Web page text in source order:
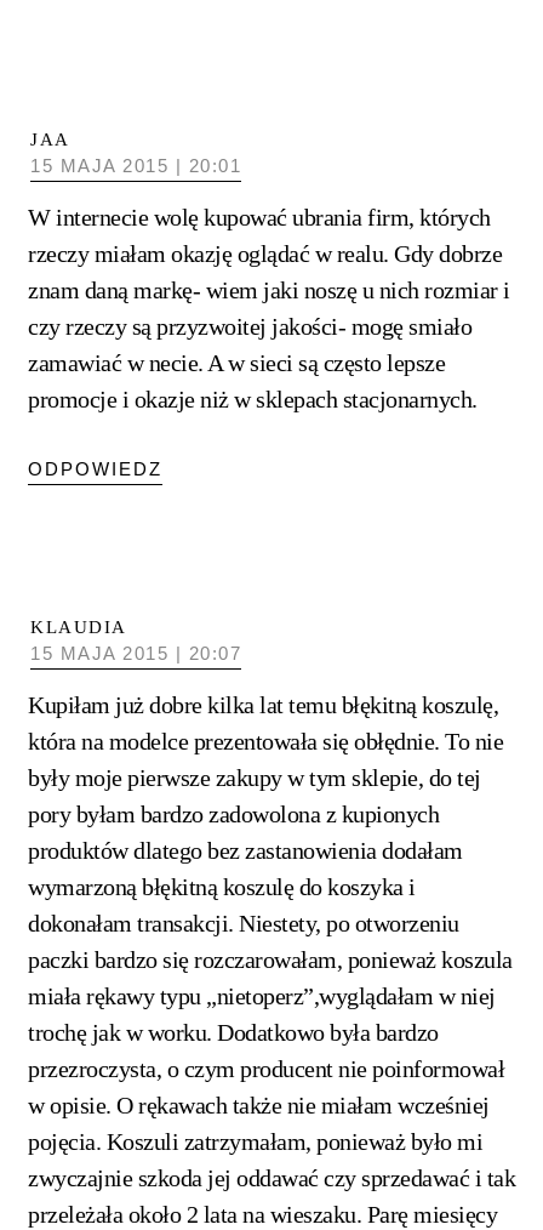
JAA
15 MAJA 2015 | 20:01
W internecie wolę kupować ubrania firm, których
rzeczy miałam okazję oglądać w realu. Gdy dobrze
znam daną markę- wiem jaki noszę u nich rozmiar i
czy rzeczy są przyzwoitej jakości- mogę smiało
zamawiać w necie. A w sieci są często lepsze
promocje i okazje niż w sklepach stacjonarnych.
ODPOWIEDZ
KLAUDIA
15 MAJA 2015 | 20:07
Kupiłam już dobre kilka lat temu błękitną koszulę,
która na modelce prezentowała się obłędnie. To nie
były moje pierwsze zakupy w tym sklepie, do tej
pory byłam bardzo zadowolona z kupionych
produktów dlatego bez zastanowienia dodałam
wymarzoną błękitną koszulę do koszyka i
dokonałam transakcji. Niestety, po otworzeniu
paczki bardzo się rozczarowałam, ponieważ koszula
miała rękawy typu „nietoperz”,wyglądałam w niej
trochę jak w worku. Dodatkowo była bardzo
przezroczysta, o czym producent nie poinformował
w opisie. O rękawach także nie miałam wcześniej
pojęcia. Koszuli zatrzymałam, ponieważ było mi
zwyczajnie szkoda jej oddawać czy sprzedawać i tak
przeleżała około 2 lata na wieszaku. Parę miesięcy